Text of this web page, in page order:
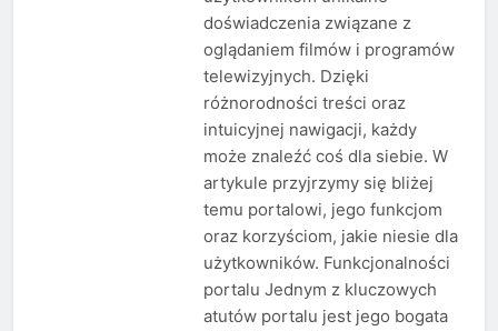
doświadczenia związane z
oglądaniem filmów i programów
telewizyjnych. Dzięki
różnorodności treści oraz
intuicyjnej nawigacji, każdy
może znaleźć coś dla siebie. W
artykule przyjrzymy się bliżej
temu portalowi, jego funkcjom
oraz korzyściom, jakie niesie dla
użytkowników. Funkcjonalności
portalu Jednym z kluczowych
atutów portalu jest jego bogata